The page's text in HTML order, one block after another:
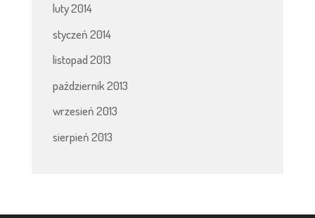
luty 2014
styczeń 2014
listopad 2013
październik 2013
wrzesień 2013
sierpień 2013